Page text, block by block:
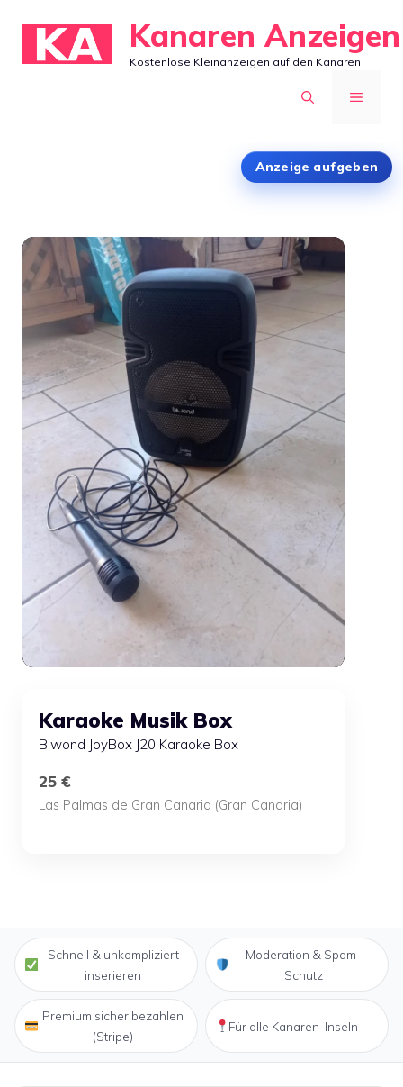
Inhalt
springen
Kanaren Anzeigen
Kostenlose Kleinanzeigen auf den Kanaren
MENÜ
Anzeige aufgeben
Karaoke Musik Box
Biwond JoyBox J20 Karaoke Box
25 €
Las Palmas de Gran Canaria (Gran Canaria)
Schnell & unkompliziert
inserieren
Moderation & Spam-
Schutz
Premium sicher bezahlen
(Stripe)
Für alle Kanaren-Inseln